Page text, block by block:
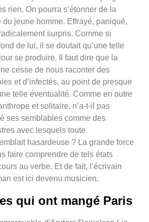
rien. On pourra s’étonner de la
du jeune homme. Effrayé, paniqué,
surpris. Comme si
de lui, il se doutait qu’une telle
se produire. Il faut dire que la
cesse de nous raconter des
et d’infectés, au point de presque
telle éventualité. Comme en outre
et solitaire, n’a-t-il pas
ses semblables comme des
avec lesquels toute
hasardeuse ? La grande force
faire comprendre de tels états
au verbe. Et de fait, l’écrivain
est ici devenu musicien.
qui ont mangé Paris